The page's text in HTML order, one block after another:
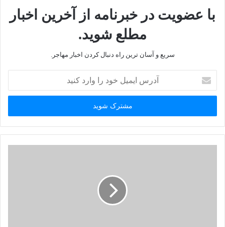
با عضویت در خبرنامه از آخرین اخبار
مطلع شوید.
سریع و آسان ترین راه دنبال کردن اخبار مهاجر.
ر
ا
ی